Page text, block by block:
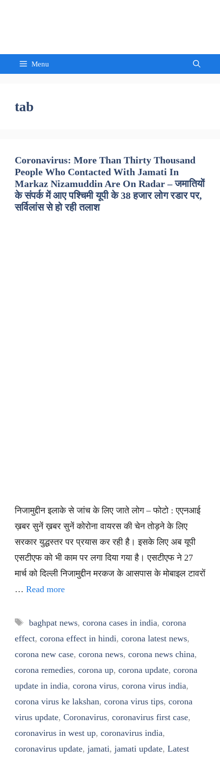
Menu
tab
Coronavirus: More Than Thirty Thousand
People Who Contacted With Jamati In
Markaz Nizamuddin Are On Radar – जमातियों
के संपर्क में आए पश्चिमी यूपी के 38 हजार लोग रडार पर,
सर्विलांस से हो रही तलाश
निजामुद्दीन इलाके से जांच के लिए जाते लोग – फोटो : एएनआई
ख़बर सुनें ख़बर सुनें कोरोना वायरस की चेन तोड़ने के लिए
सरकार युद्धस्तर पर प्रयास कर रही है। इसके लिए अब यूपी
एसटीएफ को भी काम पर लगा दिया गया है। एसटीएफ ने 27
मार्च को दिल्ली निजामुद्दीन मरकज के आसपास के मोबाइल टावरों
… Read more
Tags
baghpat news, corona cases in india, corona
effect, corona effect in hindi, corona latest news,
corona new case, corona news, corona news china,
corona remedies, corona up, corona update, corona
update in india, corona virus, corona virus india,
corona virus ke lakshan, corona virus tips, corona
virus update, Coronavirus, coronavirus first case,
coronavirus in west up, coronavirus india,
coronavirus update, jamati, jamati update, Latest